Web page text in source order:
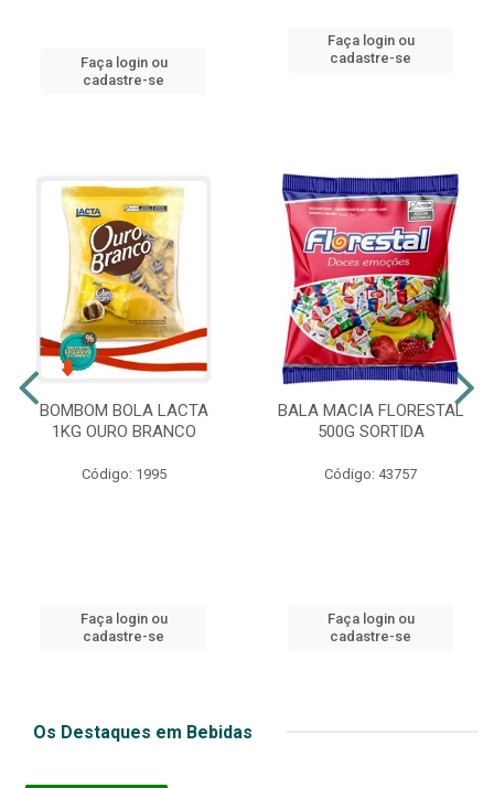
Faça login ou
cadastre-se
Faça login ou
cadastre-se
BOMBOM BOLA LACTA
1KG OURO BRANCO
Código: 1995
Faça login ou
cadastre-se
BALA MACIA FLORESTAL
500G SORTIDA
Código: 43757
Faça login ou
cadastre-se
Os Destaques em Bebidas